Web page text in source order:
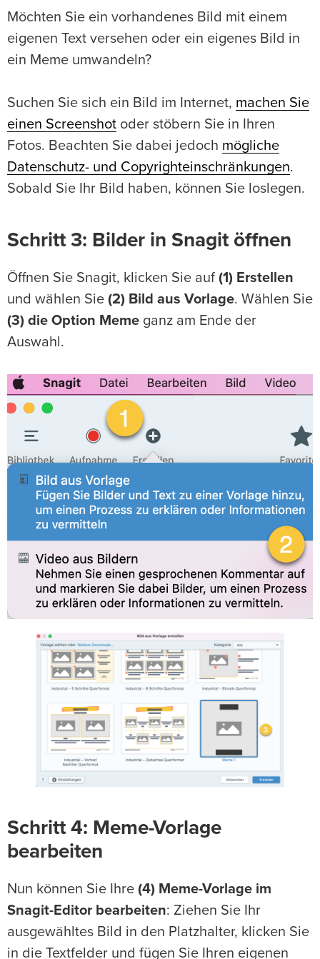
Möchten Sie ein vorhandenes Bild mit einem
eigenen Text versehen oder ein eigenes Bild in
ein Meme umwandeln?
Suchen Sie sich ein Bild im Internet, machen Sie
einen Screenshot oder stöbern Sie in Ihren
Fotos. Beachten Sie dabei jedoch mögliche
Datenschutz- und Copyrighteinschränkungen.
Sobald Sie Ihr Bild haben, können Sie loslegen.
Schritt 3: Bilder in Snagit öffnen
Öffnen Sie Snagit, klicken Sie auf (1) Erstellen
und wählen Sie (2) Bild aus Vorlage. Wählen Sie
(3) die Option Meme ganz am Ende der
Auswahl.
Schritt 4: Meme-Vorlage
bearbeiten
Nun können Sie Ihre (4) Meme-Vorlage im
Snagit-Editor bearbeiten: Ziehen Sie Ihr
ausgewähltes Bild in den Platzhalter, klicken Sie
in die Textfelder und fügen Sie Ihren eigenen